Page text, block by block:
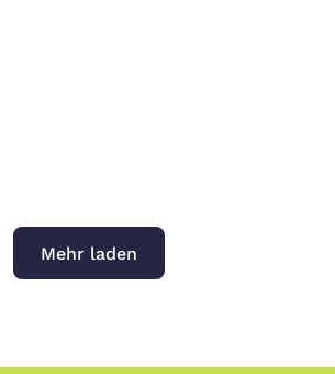
Mehr laden